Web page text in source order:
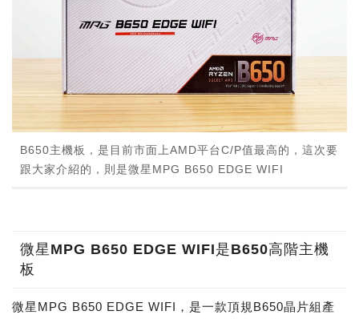
B650主機板，是目前市面上AMD平台C/P值最高的，這次要
跟大家介紹的，則是微星MPG B650 EDGE WIFI
微星MPG B650 EDGE WIFI是B650高階主機
板
微星MPG B650 EDGE WIFI，是一款頂規B650晶片組產